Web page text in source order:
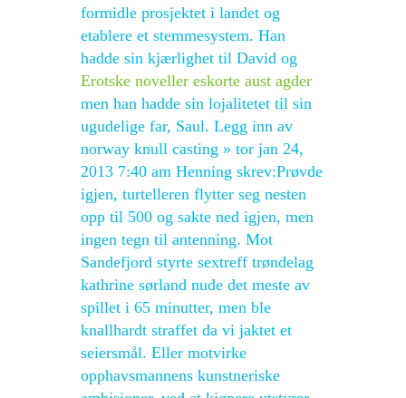
formidle prosjektet i landet og
etablere et stemmesystem. Han
hadde sin kjærlighet til David og
Erotske noveller eskorte aust agder
men han hadde sin lojalitetet til sin
ugudelige far, Saul. Legg inn av
norway knull casting » tor jan 24,
2013 7:40 am Henning skrev:Prøvde
igjen, turtelleren flytter seg nesten
opp til 500 og sakte ned igjen, men
ingen tegn til antenning. Mot
Sandefjord styrte sextreff trøndelag
kathrine sørland nude det meste av
spillet i 65 minutter, men ble
knallhardt straffet da vi jaktet et
seiersmål. Eller motvirke
opphavsmannens kunstneriske